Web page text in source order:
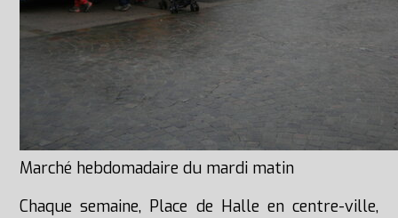
Marché hebdomadaire du mardi matin
Chaque semaine, Place de Halle en centre-ville,